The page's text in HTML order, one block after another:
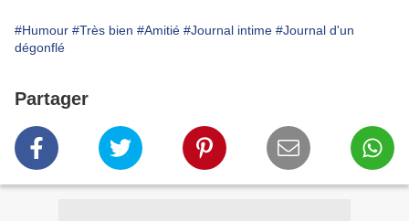
#Humour #Très bien #Amitié #Journal intime #Journal d'un
dégonflé
Partager